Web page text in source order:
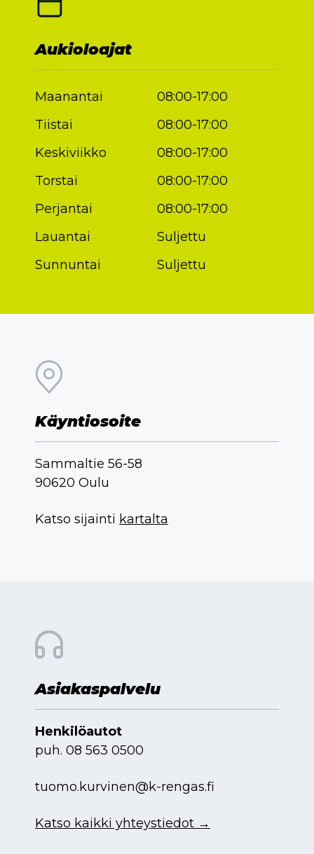
Aukioloajat
Maanantai
08:00-17:00
Tiistai
08:00-17:00
Keskiviikko
08:00-17:00
Torstai
08:00-17:00
Perjantai
08:00-17:00
Lauantai
Suljettu
Sunnuntai
Suljettu
Käyntiosoite
Sammaltie 56-58
90620 Oulu
Katso sijainti kartalta
Asiakaspalvelu
Henkilöautot
puh. 08 563 0500
tuomo.kurvinen@k-rengas.fi
Katso kaikki yhteystiedot →